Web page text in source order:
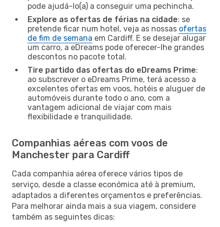
pode ajudá-lo(a) a conseguir uma pechincha.
Explore as ofertas de férias na cidade: se
pretende ficar num hotel, veja as nossas ofertas
de fim de semana em Cardiff. E se desejar alugar
um carro, a eDreams pode oferecer-lhe grandes
descontos no pacote total.
Tire partido das ofertas do eDreams Prime:
ao subscrever o eDreams Prime, terá acesso a
excelentes ofertas em voos, hotéis e aluguer de
automóveis durante todo o ano, com a
vantagem adicional de viajar com mais
flexibilidade e tranquilidade.
Companhias aéreas com voos de
Manchester para Cardiff
Cada companhia aérea oferece vários tipos de
serviço, desde a classe económica até à premium,
adaptados a diferentes orçamentos e preferências.
Para melhorar ainda mais a sua viagem, considere
também as seguintes dicas: